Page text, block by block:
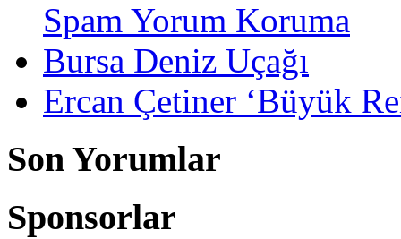
Spam Yorum Koruma
Bursa Deniz Uçağı
Ercan Çetiner ‘Büyük
Son Yorumlar
Sponsorlar